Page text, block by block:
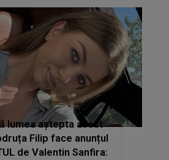
lumea aștepta acest
Filip face anunțul
de Valentin Sanfira: